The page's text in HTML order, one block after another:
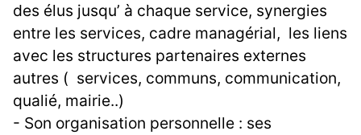
des élus jusqu’ à chaque service, synergies
entre les services, cadre managérial, les liens
avec les structures partenaires externes
autres ( services, communs, communication,
qualié, mairie..)
- Son organisation personnelle : ses